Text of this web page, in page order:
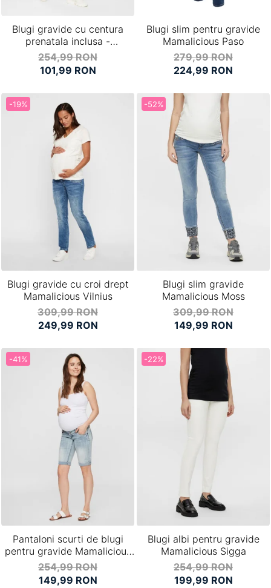
Blugi gravide cu centura
prenatala inclusa -
Mamalicious Florida
254,99 RON
101,99 RON
Blugi slim pentru gravide
Mamalicious Paso
279,99 RON
224,99 RON
-19%
Blugi gravide cu croi drept
Mamalicious Vilnius
309,99 RON
249,99 RON
-52%
Blugi slim gravide
Mamalicious Moss
309,99 RON
149,99 RON
-41%
Pantaloni scurti de blugi
pentru gravide Mamalicious
Marabella
254,99 RON
149,99 RON
-22%
Blugi albi pentru gravide
Mamalicious Sigga
254,99 RON
199,99 RON